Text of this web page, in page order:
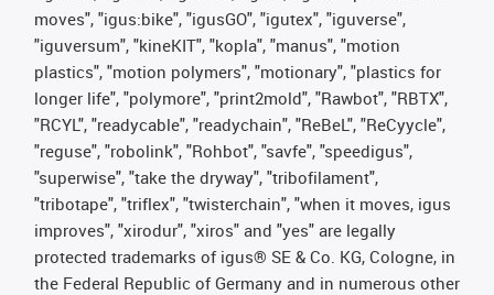
moves", "igus:bike", "igusGO", "igutex", "iguverse",
"iguversum", "kineKIT", "kopla", "manus", "motion
plastics", "motion polymers", "motionary", "plastics for
longer life", "polymore", "print2mold", "Rawbot", "RBTX",
"RCYL", "readycable", "readychain", "ReBeL", "ReCyycle",
"reguse", "robolink", "Rohbot", "savfe", "speedigus",
"superwise", "take the dryway", "tribofilament",
"tribotape", "triflex", "twisterchain", "when it moves, igus
improves", "xirodur", "xiros" and "yes" are legally
protected trademarks of igus® SE & Co. KG, Cologne, in
the Federal Republic of Germany and in numerous other